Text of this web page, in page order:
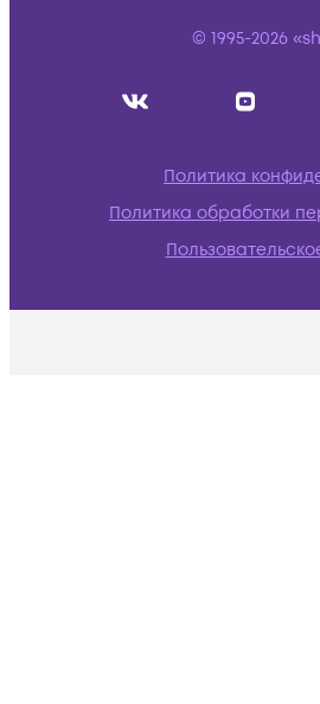
© 1995-2026
Политика
Политика обработки